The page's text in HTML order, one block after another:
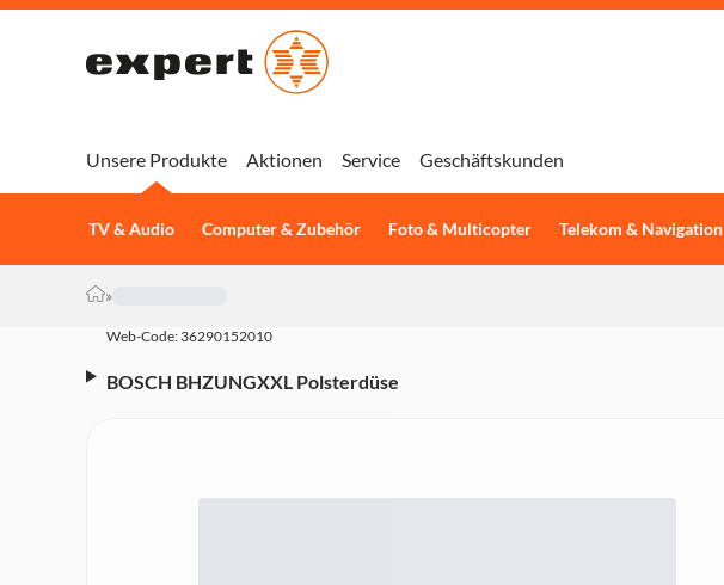
Unsere Produkte
TV & Audio Computer & Zubehör Foto & Multicopter Telekom & Navigation
Aktionen Service Geschäftskunden
»
Web-Code: 36290152010
BOSCH BHZUNGXXL Polsterdüse